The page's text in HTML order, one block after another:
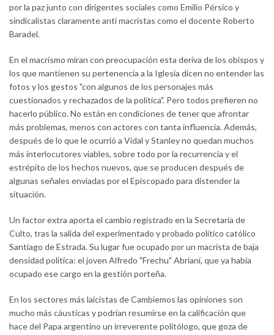
por la paz junto con dirigentes sociales como Emilio Pérsico y
sindicalistas claramente anti macristas como el docente Roberto
Baradel.
En el macrismo miran con preocupación esta deriva de los obispos y
los que mantienen su pertenencia a la Iglesia dicen no entender las
fotos y los gestos "con algunos de los personajes más
cuestionados y rechazados de la política". Pero todos prefieren no
hacerlo público. No están en condiciones de tener que afrontar
más problemas, menos con actores con tanta influencia. Además,
después de lo que le ocurrió a Vidal y Stanley no quedan muchos
más interlocutores viables, sobre todo por la recurrencia y el
estrépito de los hechos nuevos, que se producen después de
algunas señales enviadas por el Episcopado para distender la
situación.
Un factor extra aporta el cambio registrado en la Secretaría de
Culto, tras la salida del experimentado y probado político católico
Santiago de Estrada. Su lugar fue ocupado por un macrista de baja
densidad política: el joven Alfredo "Frechu" Abriani, que ya había
ocupado ese cargo en la gestión porteña.
En los sectores más laicistas de Cambiemos las opiniones son
mucho más cáusticas y podrían resumirse en la calificación que
hace del Papa argentino un irreverente politólogo, que goza de